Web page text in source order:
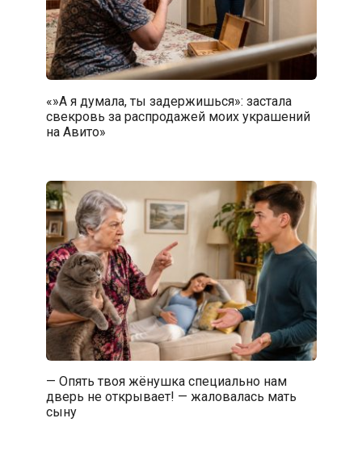
«»А я думала, ты задержишься»: застала
свекровь за распродажей моих украшений
на Авито»
— Опять твоя жёнушка специально нам
дверь не открывает! — жаловалась мать
сыну